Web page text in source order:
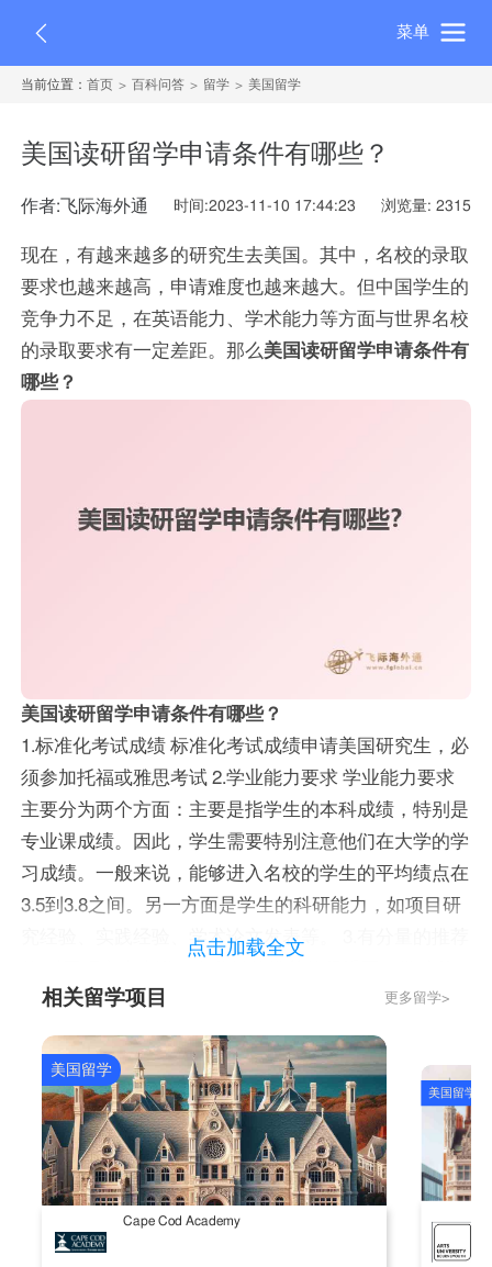
菜单
当前位置：首页 百科问答 留学 美国留学
美国读研留学申请条件有哪些？
作者:飞际海外通 时间:2023-11-10 17:44:23 浏览量: 2315
现在，有越来越多的研究生去美国。其中，名校的录取
要求也越来越高，申请难度也越来越大。但中国学生的
竞争力不足，在英语能力、学术能力等方面与世界名校
的录取要求有一定差距。那么美国读研留学申请条件有
哪些？
美国读研留学申请条件有哪些？
1.标准化考试成绩 标准化考试成绩申请美国研究生，必
须参加托福或雅思考试 2.学业能力要求 学业能力要求
主要分为两个方面：主要是指学生的本科成绩，特别是
专业课成绩。因此，学生需要特别注意他们在大学的学
习成绩。一般来说，能够进入名校的学生的平均绩点在
3.5到3.8之间。另一方面是学生的科研能力，如项目研
究经验、实践经验、学术论文发表等。 3.有分量的推荐
望通过身边认识和熟悉你的人，全面了解你的个人能力
和个性，因此有必要找到那些与被推荐人有或有密切关
系的人，或者其他熟悉你科研能力的人，学术水平、组
织能力和领导能力 4.提供高质量的文件是申请美国硕士
学位的基本要求。 文件需要显示：你的专业观点，观
点，清晰的职业规划。如果你不知道自己为什么要学这
个专业，也不知道自己学了这个专业以后要达到什么样
的要求，这种人应该不是名牌大学需要的。 5.个人特长
名校不愿招收的学生是那些只擅长学习、非常相似、没
点击加载全文
相关留学项目 更多留学>
美国留学
Cape Cod Academy
美国留学